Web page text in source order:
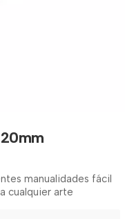
manualidades fácil
cualquier arte